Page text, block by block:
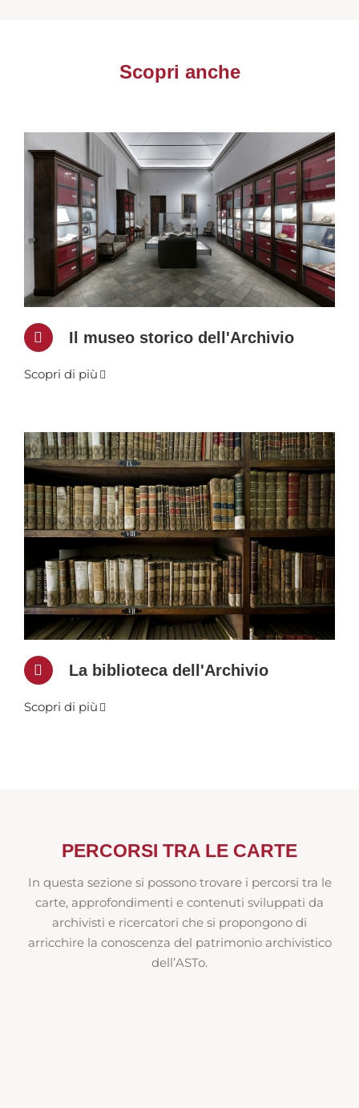
Scopri anche
Il museo storico dell'Archivio
Scopri di più
La biblioteca dell'Archivio
Scopri di più
PERCORSI TRA LE CARTE
In questa sezione si possono trovare i percorsi tra le
carte, approfondimenti e contenuti sviluppati da
archivisti e ricercatori che si propongono di
arricchire la conoscenza del patrimonio archivistico
dell’ASTo.